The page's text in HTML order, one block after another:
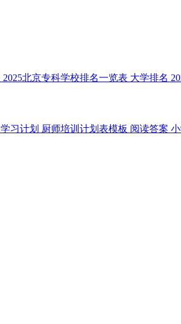
2025北京专科学校排名一览表 大学排名
学习计划 厨师培训计划表模板 阅读答案